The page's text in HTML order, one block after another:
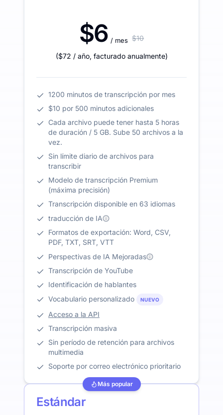
$6 / mes $10
($72 / año, facturado anualmente)
1200 minutos de transcripción por mes
$10 por 500 minutos adicionales
Cada archivo puede tener hasta 5 horas
de duración / 5 GB. Sube 50 archivos a la
vez.
Sin límite diario de archivos para
transcribir
Modelo de transcripción Premium
(máxima precisión)
Transcripción disponible en 63 idiomas
traducción de IA
Formatos de exportación: Word, CSV,
PDF, TXT, SRT, VTT
Perspectivas de IA Mejoradas
Transcripción de YouTube
Identificación de hablantes
Vocabulario personalizado
NUEVO
Acceso a la API
Transcripción masiva
Sin período de retención para archivos
multimedia
Soporte por correo electrónico prioritario
Más popular
Estándar